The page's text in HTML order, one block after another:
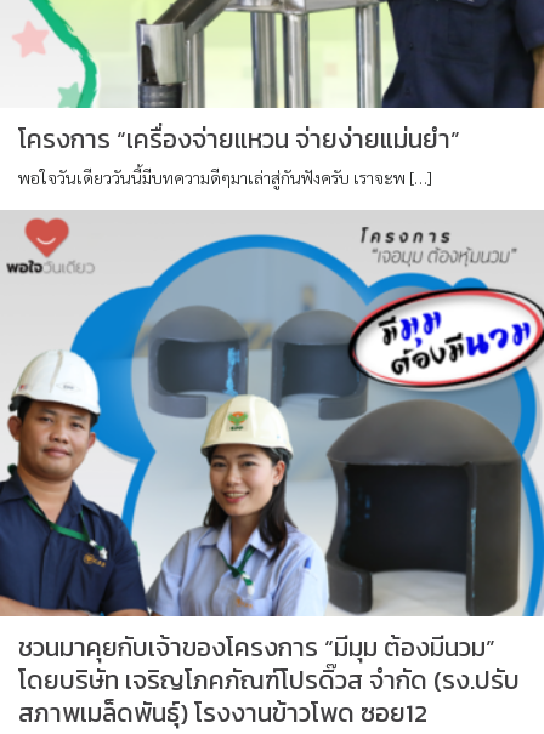
โครงการ “เครื่องจ่ายแหวน จ่ายง่ายแม่นยำ”
พอใจวันเดียววันนี้มีบทความดีๆมาเล่าสู่กันฟังครับ เราจะพ […]
ชวนมาคุยกับเจ้าของโครงการ “มีมุม ต้องมีนวม”
โดยบริษัท เจริญโภคภัณฑ์โปรดิ๊วส จำกัด (รง.ปรับ
สภาพเมล็ดพันธุ์) โรงงานข้าวโพด ซอย12